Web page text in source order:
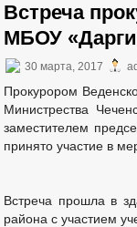
Встреча
МБОУ
30 марта, 2017
Прокурором
Министрества
заместителем
принято участие в
Встреча прошла в
района с участием